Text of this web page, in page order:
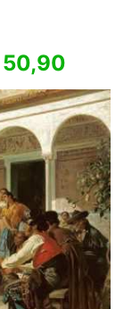
50,90